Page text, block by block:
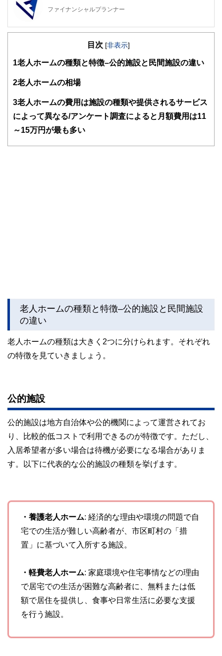
ファイナンシャルプランナー
FinancialField編集部は、金融、経済に関する記事を、日々
知識がない方でも理解できるようわかりやすく発信していま
得者を中心に「お金や暮らし」に関する書籍・雑誌の編集経
験者で構成され、企画立案から記事掲載まですべての工程に
FinancialFieldの特徴は、ファイナンシャルプランナー、弁
ドバイザー、DCプランナー、公認会計士、社会保険労務
目次 [非表示]
1 老人ホームの種類と特徴–公的施設と民間施設の違い
2老人ホームの相場
3老人ホームの費用は施設の種類や提供されるサービス
によって異なる/アンケート調査によると月額費用は11
～15万円が最も多い
老人ホームの種類と特徴–公的施設と民間施設
の違い
老人ホームの種類は大きく2つに分けられます。それぞれ
の特徴を見ていきましょう。
公的施設
公的施設は地方自治体や公的機関によって運営されてお
り、比較的低コストで利用できるのが特徴です。ただし、
入居希望者が多い場合は待機が必要になる場合がありま
す。以下に代表的な公的施設の種類を挙げます。
・養護老人ホーム: 経済的な理由や環境の問題で自
宅での生活が難しい高齢者が、市区町村の「措
置」に基づいて入所する施設。
・軽費老人ホーム: 家庭環境や住宅事情などの理由
で居宅での生活が困難な高齢者に、無料または低
額で居住を提供し、食事や日常生活に必要な支援
を行う施設。